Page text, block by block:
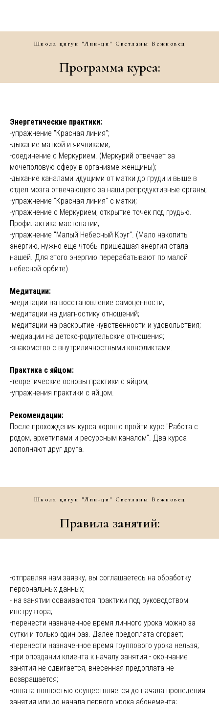
Школа цигун "Лин-ци" Светланы Вежновец
Программа курса:
Энергетические практики:
-упражнение "Красная линия";
-дыхание маткой и яичниками;
-соединение с Меркурием. (Меркурий отвечает за
мочеполовую сферу в организме женщины);
-дыхание каналами идущими от матки до груди и выше в
отдел мозга отвечающего за наши репродуктивные органы;
-упражнение "Красная линия" с матки;
-упражнение с Меркурием, открытие точек под грудью.
Профилактика мастопатии;
-упражнение "Малый Небесный Круг". (Мало накопить
энергию, нужно еще чтобы пришедшая энергия стала
нашей. Для этого энергию перерабатывают по малой
небесной орбите).
Медитации:
-медитации на восстановление самоценности;
-медитации на диагностику отношений;
-медитации на раскрытие чувственности и удовольствия;
-медиации на детско-родительские отношения;
-знакомство с внутриличностными конфликтами.
Практика с яйцом:
-теоретические основы практики с яйцом;
-упражнения практики с яйцом.
Рекомендации:
После прохождения курса хорошо пройти курс "Работа с
родом, архетипами и ресурсным каналом". Два курса
дополняют друг друга.
Школа цигун "Лин-ци" Светланы Вежновец
Правила занятий:
-отправляя нам заявку, вы соглашаетесь на обработку
персональных данных;
- на занятии осваиваются практики под руководством
инструктора;
-перенести назначенное время личного урока можно за
сутки и только один раз. Далее предоплата сгорает;
-перенести назначенное время группового урока нельзя;
-при опоздании клиента к началу занятия - окончание
занятия не сдвигается, внесённая предоплата не
возвращается;
-оплата полностью осуществляется до начала проведения
занятия или до начала первого урока абонемента;